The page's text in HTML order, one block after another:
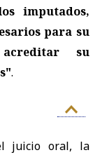
imputados,
para su
su
.
juicio oral, la